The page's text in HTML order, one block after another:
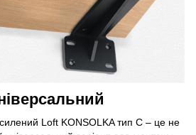
Loft KONSOLKA тип C – це не